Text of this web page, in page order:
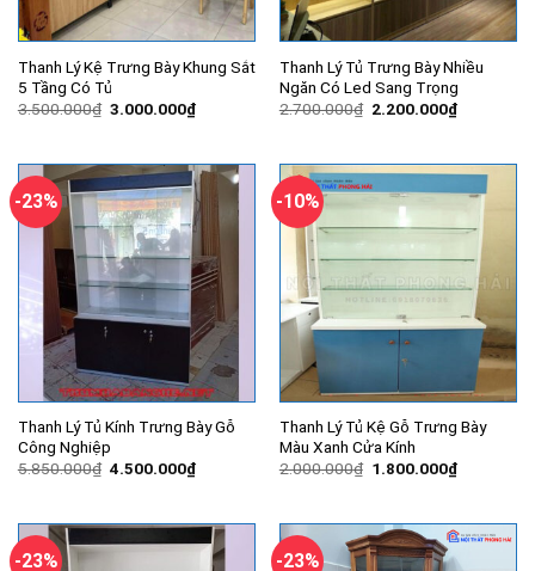
Thanh Lý Kệ Trưng Bày Khung Sắt
5 Tầng Có Tủ
3.500.000₫ Giá
3.000.000₫Giá
hiện
3.000.000₫.
Thanh Lý Tủ Trưng Bày Nhiều
Ngăn Có Led Sang Trọng
2.700.000₫ Giá
2.200.000₫Giá
hiện
-23%
Thanh Lý Tủ Kính Trưng Bày Gỗ
Công Nghiệp
5.850.000₫ Giá
4.500.000₫Giá
hiện
4.500.000₫.
-10%
Thanh Lý Tủ Kệ Gỗ Trưng Bày
Màu Xanh Cửa Kính
2.000.000₫ Giá
1.800.000₫Giá
hiện
-23% -23%